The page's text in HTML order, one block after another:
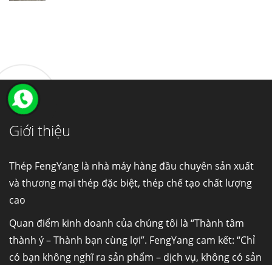
Giới thiệu
Thép FengYang là nhà máy hàng đầu chuyên sản xuất
và thương mại thép đặc biệt, thép chế tạo chất lượng
cao
Quan điểm kinh doanh của chúng tôi là “Thành tâm
thành ý – Thành bạn cùng lợi”. FengYang cam kết: “Chỉ
có bạn không nghĩ ra sản phẩm – dịch vụ, không có sản
Ống đúc kéo nguội là gì? Ống...
Fengyang là một trong những nhà
máy...